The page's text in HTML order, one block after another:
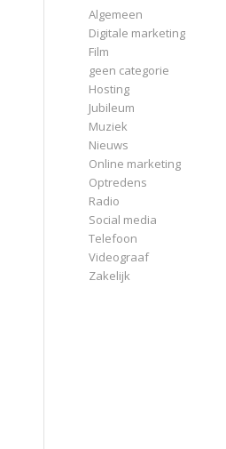
Algemeen
Digitale marketing
Film
geen categorie
Hosting
Jubileum
Muziek
Nieuws
Online marketing
Optredens
Radio
Social media
Telefoon
Videograaf
Zakelijk